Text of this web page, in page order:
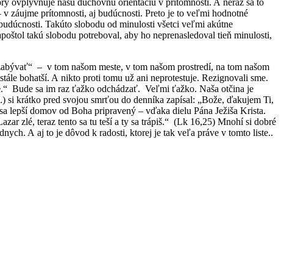
záujme prítomnosti, aj budúcnosti. Preto je to veľmi hodnotné
Takúto slobodu od minulosti všetci veľmi akútne
takú slobodu potreboval, aby ho neprenasledoval tieň minulosti,
– v tom našom meste, v tom našom prostredí, na tom našom
bohatší. A nikto proti tomu už ani neprotestuje. Rezignovali sme.
Bude sa im raz ťažko odchádzať. Veľmi ťažko. Naša otčina je
si krátko pred svojou smrťou do denníka zapísal: „Bože, ďakujem Ti,
lepší domov od Boha pripravený – vďaka dielu Pána Ježiša Krista.
zlé, teraz tento sa tu teší a ty sa trápiš.“ (Lk 16,25) Mnohí si dobré
A aj to je dôvod k radosti, ktorej je tak veľa práve v tomto liste..